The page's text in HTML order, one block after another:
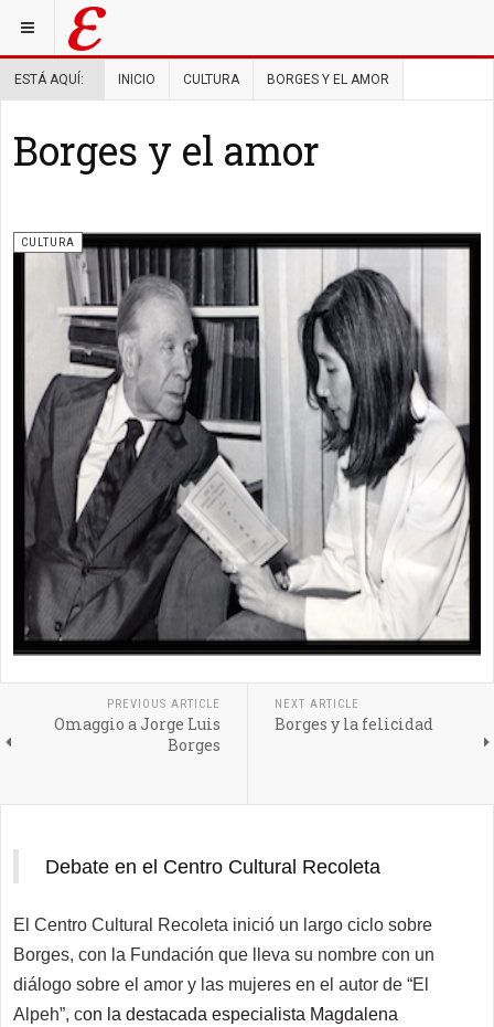
ESTÁ AQUÍ: INICIO CULTURA BORGES Y EL AMOR
Borges y el amor
CULTURA
PREVIOUS ARTICLE
Omaggio a Jorge Luis
Borges
NEXT ARTICLE
Borges y la felicidad
Debate en el Centro Cultural Recoleta
El Centro Cultural Recoleta inició un largo ciclo sobre
Borges, con la Fundación que lleva su nombre con un
diálogo sobre el amor y las mujeres en e l autor de “El
Alpeh”, con la destacada especialista Magdalena